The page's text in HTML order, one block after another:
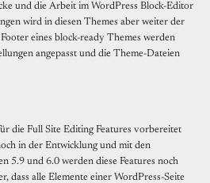
und die Arbeit im WordPress Block-Editor
wird in diesen Themes aber weiter der
eines block-ready Themes werden
angepasst und die Theme-Dateien
die Full Site Editing Features vorbereitet
in der Entwicklung und mit den
5.9 und 6.0 werden diese Features noch
dass alle Elemente einer WordPress-Seite